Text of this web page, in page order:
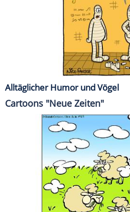
Alltäglicher Humor und Vögel
Cartoons "Neue Zeiten"